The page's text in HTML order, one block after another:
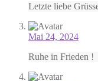
Letzte liebe
Mai 24, 2024
Ruhe in Frieden !